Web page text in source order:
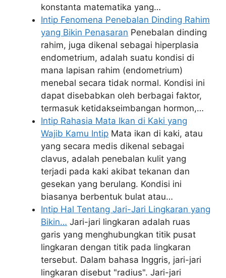
konstanta matematika yang…
Intip Fenomena Penebalan Dinding Rahim
yang Bikin Penasaran Penebalan dinding
rahim, juga dikenal sebagai hiperplasia
endometrium, adalah suatu kondisi di
mana lapisan rahim (endometrium)
menebal secara tidak normal. Kondisi ini
dapat disebabkan oleh berbagai faktor,
termasuk ketidakseimbangan hormon,…
Intip Rahasia Mata Ikan di Kaki yang
Wajib Kamu Intip Mata ikan di kaki, atau
yang secara medis dikenal sebagai
clavus, adalah penebalan kulit yang
terjadi pada kaki akibat tekanan dan
gesekan yang berulang. Kondisi ini
biasanya berbentuk bulat atau…
Intip Hal Tentang Jari-Jari Lingkaran yang
Bikin… Jari-jari lingkaran adalah ruas
garis yang menghubungkan titik pusat
lingkaran dengan titik pada lingkaran
tersebut. Dalam bahasa Inggris, jari-jari
lingkaran disebut "radius". Jari-jari